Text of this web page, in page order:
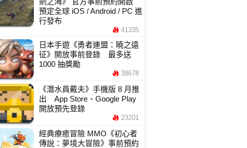
預定全球 iOS / Android / PC 進
行發布
41335
日本手遊《勇者連盟：曉之遠
征》開放事前登錄 最多送
1000 抽獎勵
38678
《潛水員戴夫》手機版 8 月推
出 App Store、Google Play
開放預先登錄
23201
經典療癒冒險 MMO《初心者
傳說：夢境大冒險》事前預約